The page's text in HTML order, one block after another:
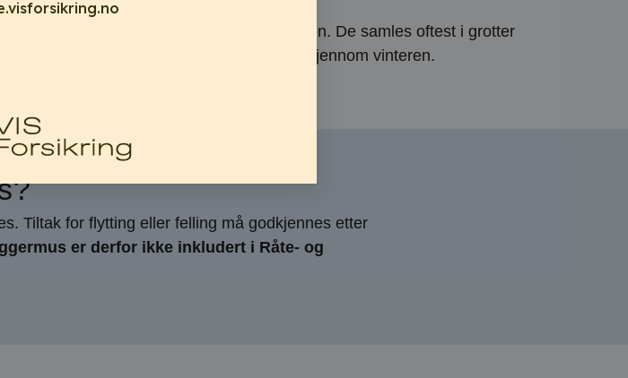
i Norge går i dvale på vinteren. De samles oftest i grotter
(2-8 grader) og høy luftfuktighet gjennom vinteren.
Tiltak for flytting eller felling må godkjennes etter
er derfor ikke inkludert i Råte- og